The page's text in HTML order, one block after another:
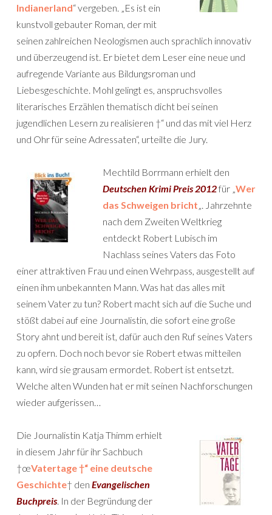
Indianerland“ vergeben. „Es ist ein
kunstvoll gebauter Roman, der mit
seinen zahlreichen Neologismen auch sprachlich innovativ
und überzeugend ist. Er bietet dem Leser eine neue und
aufregende Variante aus Bildungsroman und
Liebesgeschichte. Mohl gelingt es, anspruchsvolles
literarisches Erzählen thematisch dicht bei seinen
jugendlichen Lesern zu realisieren †“ und das mit viel Herz
und Ohr für seine Adressaten“, urteilte die Jury.
Mechtild Borrmann erhielt den
Deutschen Krimi Preis 2012für „Wer
das Schweigen bricht„. Jahrzehnte
nach dem Zweiten Weltkrieg
entdeckt Robert Lubisch im
Nachlass seines Vaters das Foto
einer attraktiven Frau und einen Wehrpass, ausgestellt auf
einen ihm unbekannten Mann. Was hat das alles mit
seinem Vater zu tun? Robert macht sich auf die Suche und
stößt dabei auf eine Journalistin, die sofort eine große
Story ahnt und bereit ist, dafür auch den Ruf seines Vaters
zu opfern. Doch noch bevor sie Robert etwas mitteilen
kann, wird sie grausam ermordet. Robert ist entsetzt.
Welche alten Wunden hat er mit seinen Nachforschungen
wieder aufgerissen…
Die Journalistin Katja Thimm erhielt
in diesem Jahr für ihr Sachbuch
†œVatertage †“ eine deutsche
Geschichte† den Evangelischen
Buchpreis. In der Begründung der